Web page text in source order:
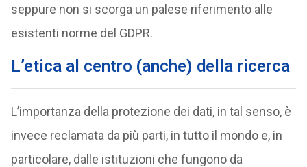
seppure non si scorga un palese riferimento alle
esistenti norme del GDPR.
L’etica al centro (anche) della ricerca
L’importanza della protezione dei dati, in tal senso, è
invece reclamata da più parti, in tutto il mondo e, in
particolare, dalle istituzioni che fungono da